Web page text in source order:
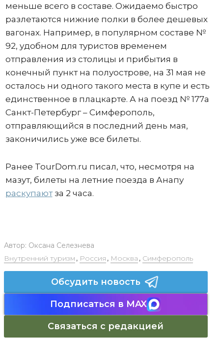
меньше всего в составе. Ожидаемо быстро
разлетаются нижние полки в более дешевых
вагонах. Например, в популярном составе №
92, удобном для туристов временем
отправления из столицы и прибытия в
конечный пункт на полуострове, на 31 мая не
осталось ни одного такого места в купе и есть
единственное в плацкарте. А на поезд № 177а
Санкт-Петербург – Симферополь,
отправляющийся в последний день мая,
законичились уже все билеты.
Ранее TourDom.ru писал, что, несмотря на
мазут, билеты на летние поезда в Анапу
раскупаютза 2 часа.
Автор: Оксана Селезнева
Внутренний туризм , Россия , Москва , Симферополь
Обсудить новость
Подписаться в MAX
Связаться с редакцией